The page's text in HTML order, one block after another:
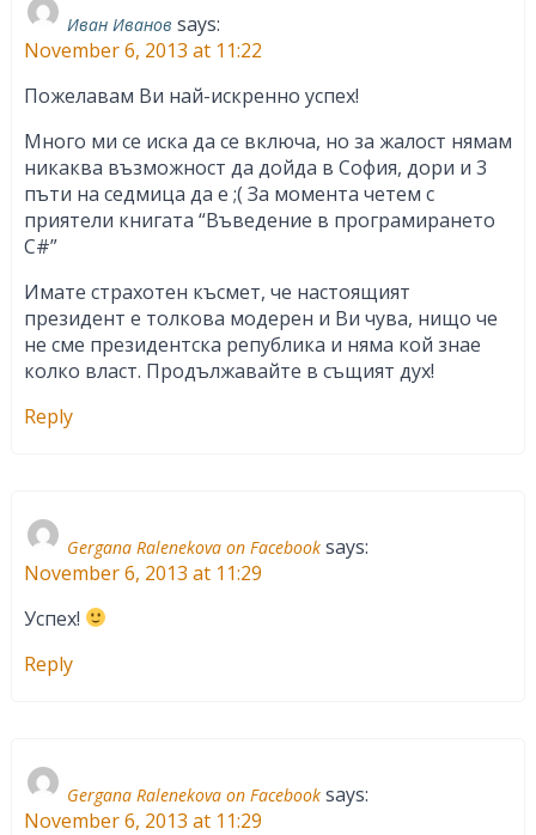
Иван Иванов says:
November 6, 2013 at 11:22
Пожелавам Ви най-искренно успех!
Много ми се иска да се включа, но за жалост нямам
никаква възможност да дойда в София, дори и 3
пъти на седмица да е ;( За момента четем с
приятели книгата “Въведение в програмирането
C#”
Имате страхотен късмет, че настоящият
президент е толкова модерен и Ви чува, нищо че
не сме президентска република и няма кой знае
колко власт. Продължавайте в същият дух!
Reply
Gergana Ralenekova on Facebook says:
November 6, 2013 at 11:29
Успех!
Reply
Gergana Ralenekova on Facebook says:
November 6, 2013 at 11:29